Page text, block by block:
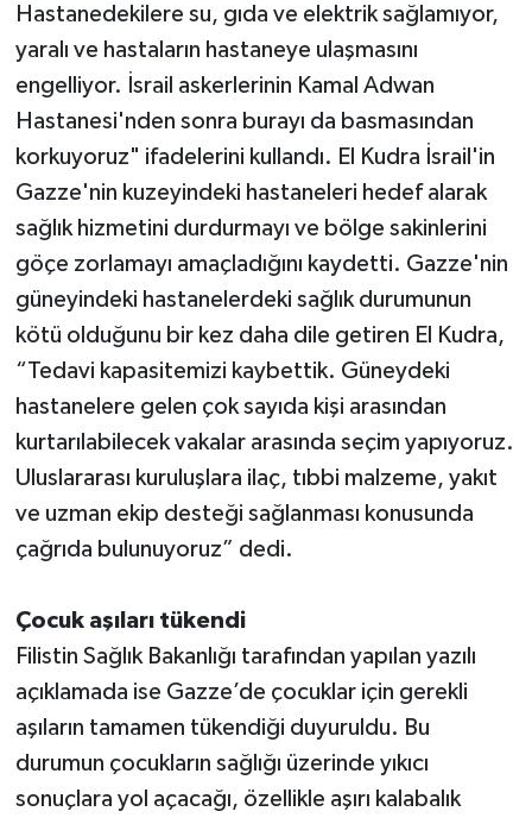
Hastanedekilere su, gıda ve elektrik sağlamıyor,
yaralı ve hastaların hastaneye ulaşmasını
engelliyor. İsrail askerlerinin Kamal Adwan
Hastanesi'nden sonra burayı da basmasından
korkuyoruz" ifadelerini kullandı. El Kudra İsrail'in
Gazze'nin kuzeyindeki hastaneleri hedef alarak
sağlık hizmetini durdurmayı ve bölge sakinlerini
göçe zorlamayı amaçladığını kaydetti. Gazze'nin
güneyindeki hastanelerdeki sağlık durumunun
kötü olduğunu bir kez daha dile getiren El Kudra,
“Tedavi kapasitemizi kaybettik. Güneydeki
hastanelere gelen çok sayıda kişi arasından
kurtarılabilecek vakalar arasında seçim yapıyoruz.
Uluslararası kuruluşlara ilaç, tıbbi malzeme, yakıt
ve uzman ekip desteği sağlanması konusunda
çağrıda bulunuyoruz” dedi.
Çocuk aşıları tükendi
Filistin Sağlık Bakanlığı tarafından yapılan yazılı
açıklamada ise Gazze’de çocuklar için gerekli
aşıların tamamen tükendiği duyuruldu. Bu
durumun çocukların sağlığı üzerinde yıkıcı
sonuçlara yol açacağı, özellikle aşırı kalabalık